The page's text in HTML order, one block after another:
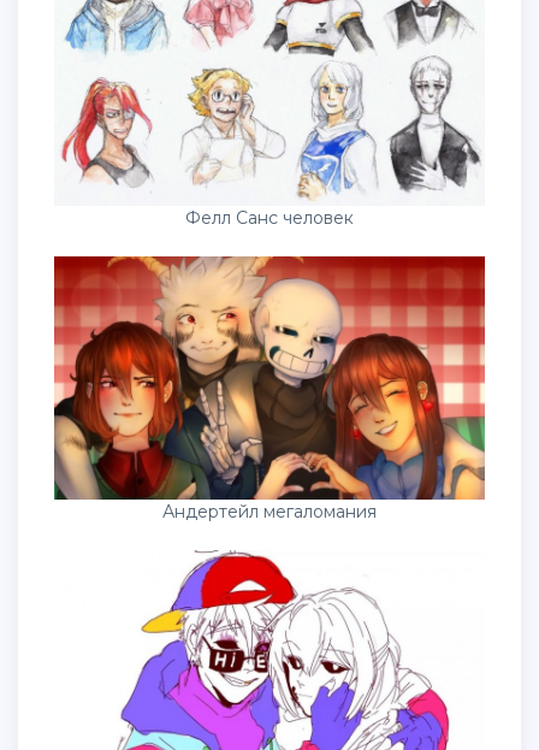
Фелл Санс человек
Андертейл мегаломания